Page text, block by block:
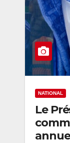
NATIONAL
Le